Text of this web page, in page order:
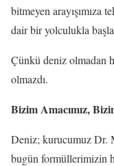
bitmeyen arayışımıza
dair bir yolculukla
Çünkü deniz olmadan
olmazdı.
Bizim Amacımız,
Deniz; kurucumuz Dr.
bugün formüllerimizin